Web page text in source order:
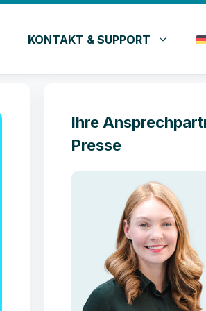
KONTAKT & SUPPORT
Ihre
Presse